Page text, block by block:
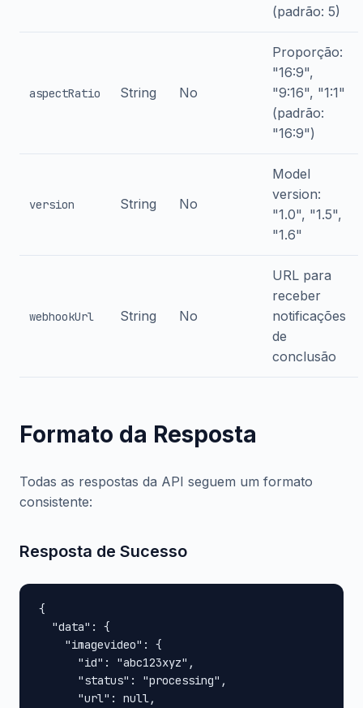
(padrão: 5)
aspectRatio String No
Proporção:
"16:9",
"9:16", "1:1"
(padrão:
"16:9")
version String No
Model
version:
"1.0", "1.5",
"1.6"
webhookUrl String No
URL para
receber
notificações
de
conclusão
Formato da Resposta
Todas as respostas da API seguem um formato
consistente:
Resposta de Sucesso
{
  "data": {
    "imagevideo": {
      "id": "abc123xyz",
      "status": "processing",
      "url": null,